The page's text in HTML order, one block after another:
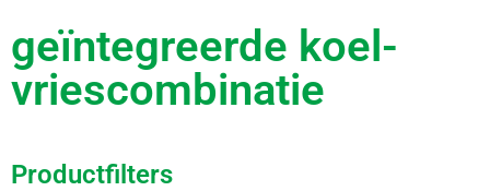
geïntegreerde koel-
vriescombinatie
Productfilters